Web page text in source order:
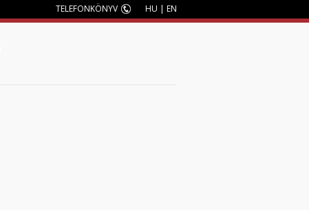
TELEFONKÖNYV HU | EN